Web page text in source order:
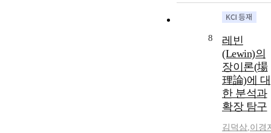
8
레빈
(Lewin)의
장이론(場
理論)에 대
한 분석과
확장 탐구
김덕삼,이경